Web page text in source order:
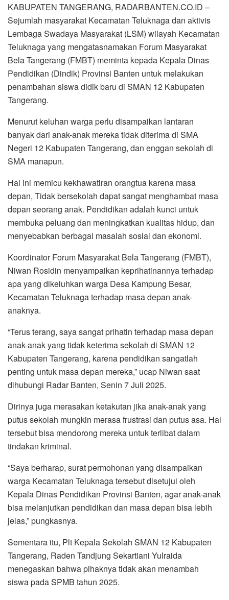
KABUPATEN TANGERANG, RADARBANTEN.CO.ID –
Sejumlah masyarakat Kecamatan Teluknaga dan aktivis
Lembaga Swadaya Masyarakat (LSM) wilayah Kecamatan
Teluknaga yang mengatasnamakan Forum Masyarakat
Bela Tangerang (FMBT) meminta kepada Kepala Dinas
Pendidikan (Dindik) Provinsi Banten untuk melakukan
penambahan siswa didik baru di SMAN 12 Kabupaten
Tangerang.
Menurut keluhan warga perlu disampaikan lantaran
banyak dari anak-anak mereka tidak diterima di SMA
Negeri 12 Kabupaten Tangerang, dan enggan sekolah di
SMA manapun.
Hal ini memicu kekhawatiran orangtua karena masa
depan, Tidak bersekolah dapat sangat menghambat masa
depan seorang anak. Pendidikan adalah kunci untuk
membuka peluang dan meningkatkan kualitas hidup, dan
menyebabkan berbagai masalah sosial dan ekonomi.
Koordinator Forum Masyarakat Bela Tangerang (FMBT),
Niwan Rosidin menyampaikan keprihatinannya terhadap
apa yang dikeluhkan warga Desa Kampung Besar,
Kecamatan Teluknaga terhadap masa depan anak-
anaknya.
“Terus terang, saya sangat prihatin terhadap masa depan
anak-anak yang tidak keterima sekolah di SMAN 12
Kabupaten Tangerang, karena pendidikan sangatlah
penting untuk masa depan mereka,” ucap Niwan saat
dihubungi Radar Banten, Senin 7 Juli 2025.
Dirinya juga merasakan ketakutan jika anak-anak yang
putus sekolah mungkin merasa frustrasi dan putus asa. Hal
tersebut bisa mendorong mereka untuk terlibat dalam
tindakan kriminal.
“Saya berharap, surat permohonan yang disampaikan
warga Kecamatan Teluknaga tersebut disetujui oleh
Kepala Dinas Pendidikan Provinsi Banten, agar anak-anak
bisa melanjutkan pendidikan dan masa depan bisa lebih
jelas,” pungkasnya.
Sementara itu, Plt Kepala Sekolah SMAN 12 Kabupaten
Tangerang, Raden Tandjung Sekartiani Yulraida
menegaskan bahwa pihaknya tidak akan menambah
siswa pada SPMB tahun 2025.